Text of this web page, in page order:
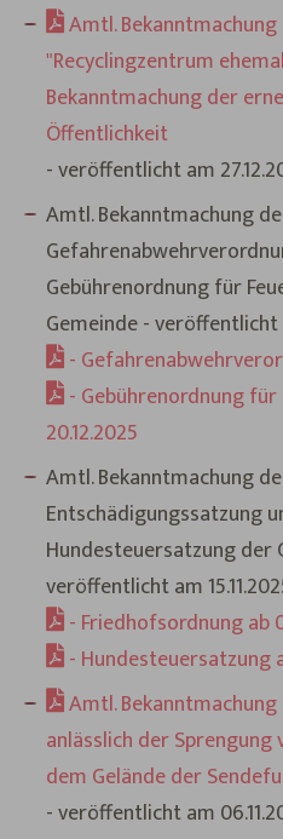
Amtl.
"Recyclingzentrum
Bekanntmachung der
Öffentlichkeit
- veröffentlicht am
Amtl. Bekanntmachung
Gebührenordnung für
Gemeinde - veröffentlicht
-
- Gebührenordnung
20.12.2025
Amtl. Bekanntmachung
Entschädigungssatzung
Hundesteuersatzung der
veröffentlicht am
- Friedhofsordnung ab
- Hundesteuersatzung
Amtl.
anlässlich der
dem Gelände der
- veröffentlicht am